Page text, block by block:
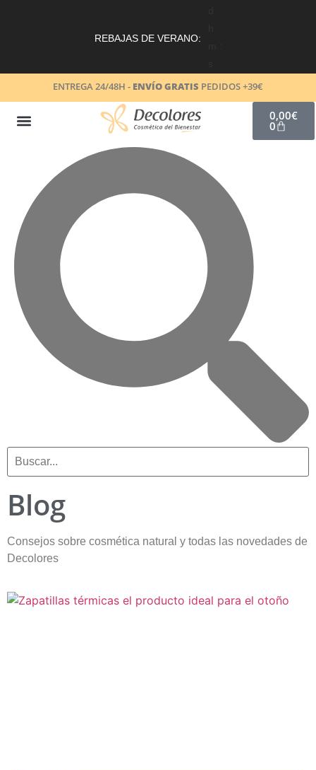
REBAJAS DE VERANO:
ENTREGA 24/48H - ENVÍO GRATIS PEDIDOS +39€
0,00€
0
Blog
Consejos sobre cosmética natural y todas las novedades de
Decolores